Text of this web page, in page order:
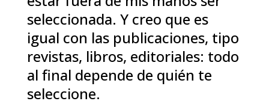
seleccionada. Y creo que es
igual con las publicaciones, tipo
revistas, libros, editoriales: todo
al final depende de quién te
seleccione.